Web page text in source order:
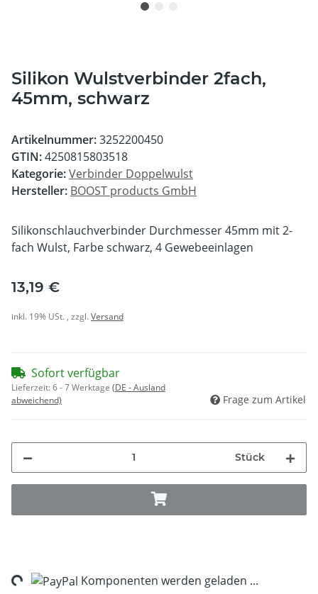
Silikon Wulstverbinder 2fach,
45mm, schwarz
Artikelnummer:3252200450
GTIN:4250815803518
Kategorie:Verbinder Doppelwulst
Hersteller: BOOST products GmbH
Silikonschlauchverbinder Durchmesser 45mm mit 2-
fach Wulst, Farbe schwarz, 4 Gewebeeinlagen
13,19 €
inkl. 19% USt. , zzgl.Versand
Sofort verfügbar
Lieferzeit:6 - 7 Werktage (DE - Ausland
abweichend)
Frage zum Artikel
Stück
Komponenten werden geladen ...